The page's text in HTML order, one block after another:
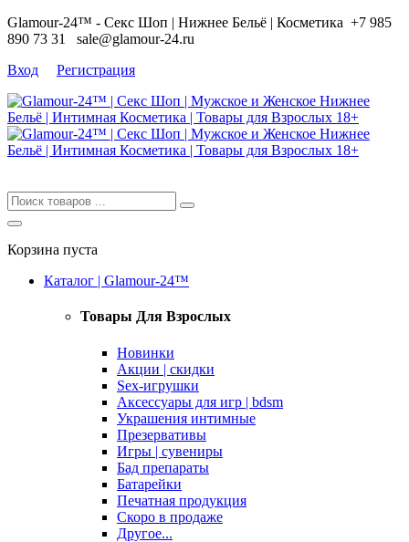
Glamour-24™ - Секс Шоп | Нижнее Бельё | Косметика +7 985
890 73 31 sale@glamour-24.ru
Вход
Регистрация
Корзина пуста
Каталог | Glamour-24™
Товары Для Взрослых
Новинки
Акции | скидки
Sex-игрушки
Аксессуары для игр | bdsm
Украшения интимные
Презервативы
Игры | сувениры
Бад препараты
Батарейки
Печатная продукция
Скоро в продаже
Другое...